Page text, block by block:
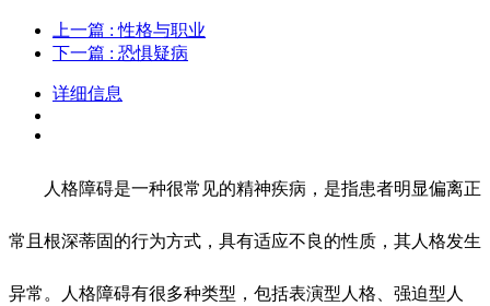
上一篇 : 性格与职业
下一篇 : 恐惧疑病
详细信息
人格障碍是一种很常见的精神疾病，是指患者明显偏离正
常且根深蒂固的行为方式，具有适应不良的性质，其人格发生
异常。人格障碍有很多种类型，包括表演型人格、强迫型人